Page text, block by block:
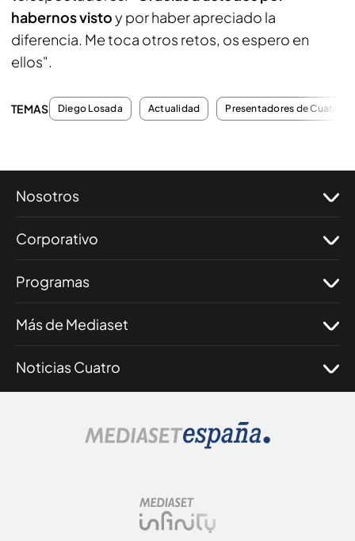
habernos vistoy por haber apreciado la
diferencia. Me toca otros retos, os espero en
ellos".
TEMAS Diego Losada Actualidad Presentadores de Cuatro
Nosotros
Corporativo
Programas
Más de Mediaset
Noticias Cuatro